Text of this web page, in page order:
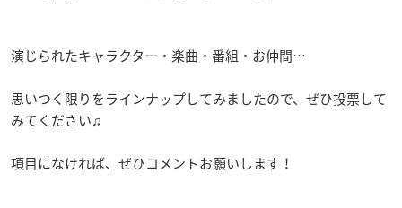
演じられたキャラクター・楽曲・番組・お仲間…
思いつく限りをラインナップしてみましたので、ぜひ投票して
みてください♫
項目になければ、ぜひコメントお願いします！